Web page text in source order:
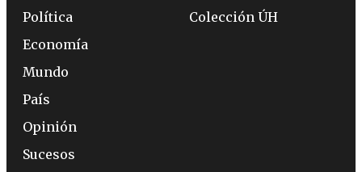
Política
Economía
Mundo
País
Opinión
Sucesos
Colección ÚH